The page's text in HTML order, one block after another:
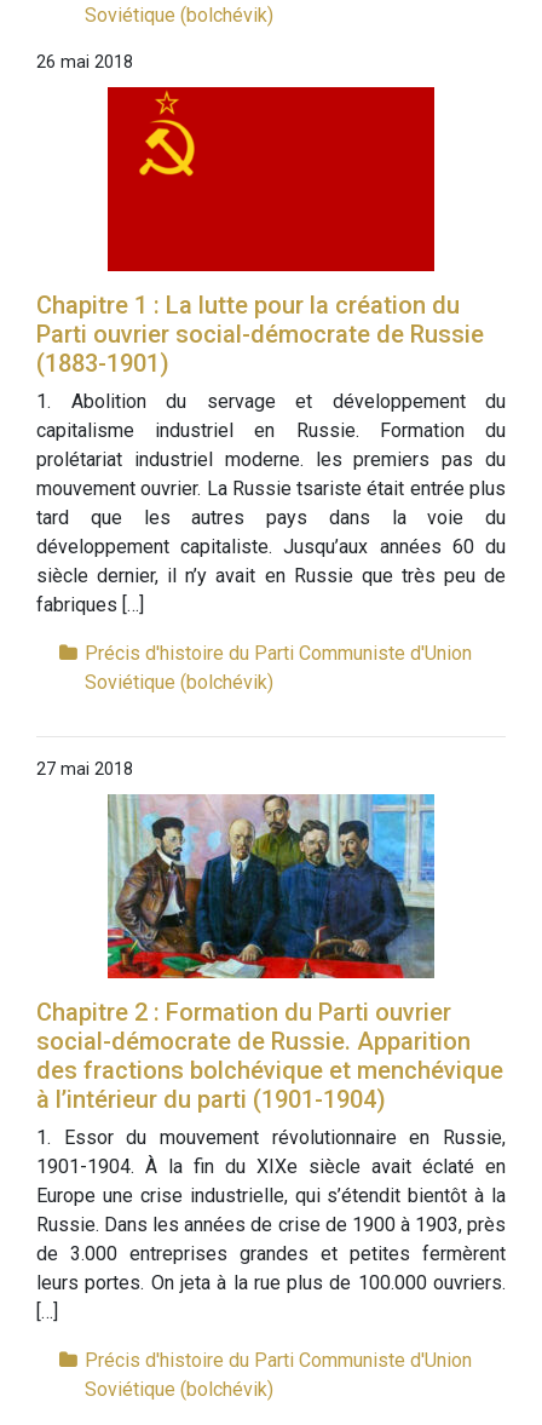
Soviétique (bolchévik)
26 mai 2018
Chapitre 1 : La lutte pour la création du
Parti ouvrier social-démocrate de Russie
(1883-1901)
1. Abolition du servage et développement du
capitalisme industriel en Russie. Formation du
prolétariat industriel moderne. les premiers pas du
mouvement ouvrier. La Russie tsariste était entrée plus
tard que les autres pays dans la voie du
développement capitaliste. Jusqu’aux années 60 du
siècle dernier, il n’y avait en Russie que très peu de
fabriques […]
Précis d'histoire du Parti Communiste d'Union
Soviétique (bolchévik)
27 mai 2018
Chapitre 2 : Formation du Parti ouvrier
social-démocrate de Russie. Apparition
des fractions bolchévique et menchévique
à l’intérieur du parti (1901-1904)
1. Essor du mouvement révolutionnaire en Russie,
1901-1904. À la fin du XIXe siècle avait éclaté en
Europe une crise industrielle, qui s’étendit bientôt à la
Russie. Dans les années de crise de 1900 à 1903, près
de 3.000 entreprises grandes et petites fermèrent
leurs portes. On jeta à la rue plus de 100.000 ouvriers.
[…]
Précis d'histoire du Parti Communiste d'Union
Soviétique (bolchévik)